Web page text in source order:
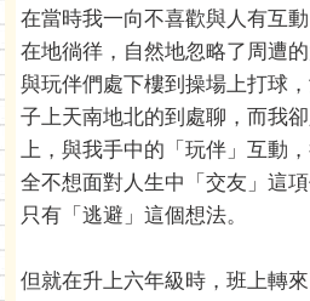
在當時我一向不喜歡與人有互
在地徜徉，自然地忽略了周遭
與玩伴們處下樓到操場上打球
子上天南地北的到處聊，而我
上，與我手中的「玩伴」互動
全不想面對人生中「交友」這
只有「逃避」這個想法。
但就在升上六年級時，班上轉